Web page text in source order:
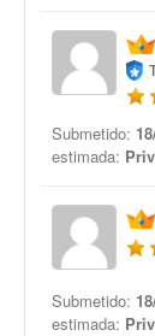
Submetido:
estimada:
Submetido:
estimada: